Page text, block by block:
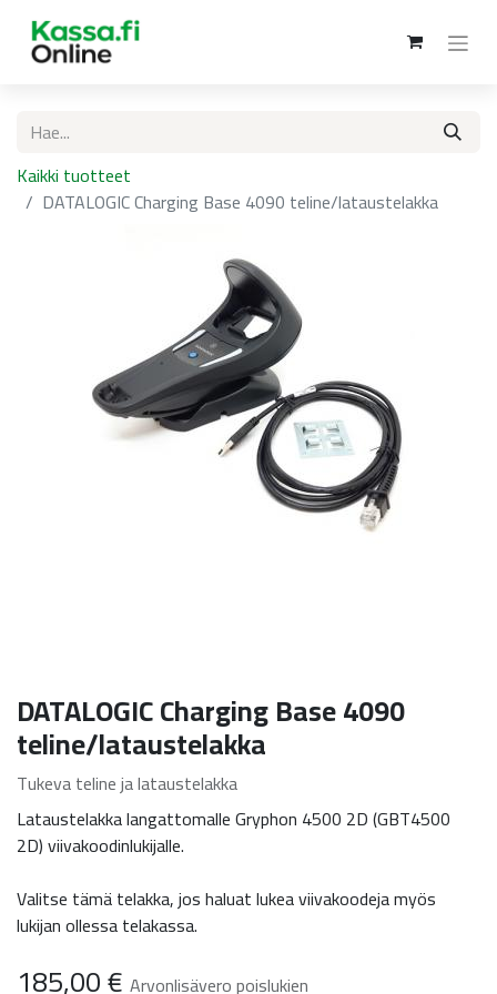
Kaikki tuotteet
DATALOGIC Charging Base 4090 teline/lataustelakka
DATALOGIC Charging Base 4090
teline/lataustelakka
Tukeva teline ja lataustelakka
Lataustelakka langattomalle Gryphon 4500 2D (GBT4500
2D) viivakoodinlukijalle.
Valitse tämä telakka, jos haluat lukea viivakoodeja myös
lukijan ollessa telakassa.
185,00€ Arvonlisävero poislukien